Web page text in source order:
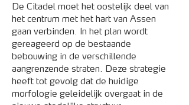
De Citadel moet het oostelijk deel van
het centrum met het hart van Assen
gaan verbinden. In het plan wordt
gereageerd op de bestaande
bebouwing in de verschillende
aangrenzende straten. Deze strategie
heeft tot gevolg dat de huidige
morfologie geleidelijk overgaat in de